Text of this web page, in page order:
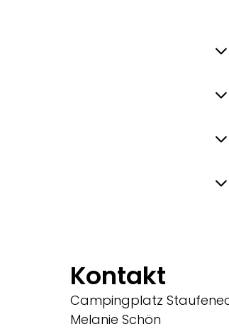
Kontakt
Campingplatz
Melanie Schön